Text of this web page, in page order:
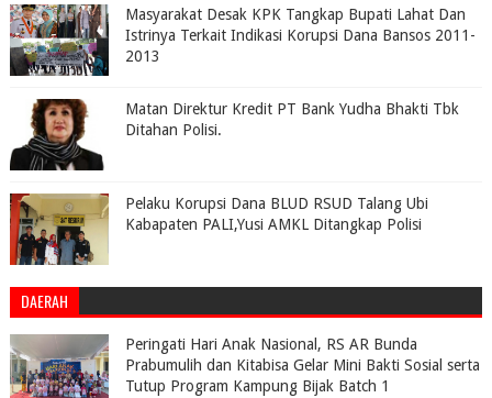
Masyarakat Desak KPK Tangkap Bupati Lahat Dan
Istrinya Terkait Indikasi Korupsi Dana Bansos 2011-
2013
Matan Direktur Kredit PT Bank Yudha Bhakti Tbk
Ditahan Polisi.
Pelaku Korupsi Dana BLUD RSUD Talang Ubi
Kabapaten PALI,Yusi AMKL Ditangkap Polisi
DAERAH
Peringati Hari Anak Nasional, RS AR Bunda
Prabumulih dan Kitabisa Gelar Mini Bakti Sosial serta
Tutup Program Kampung Bijak Batch 1